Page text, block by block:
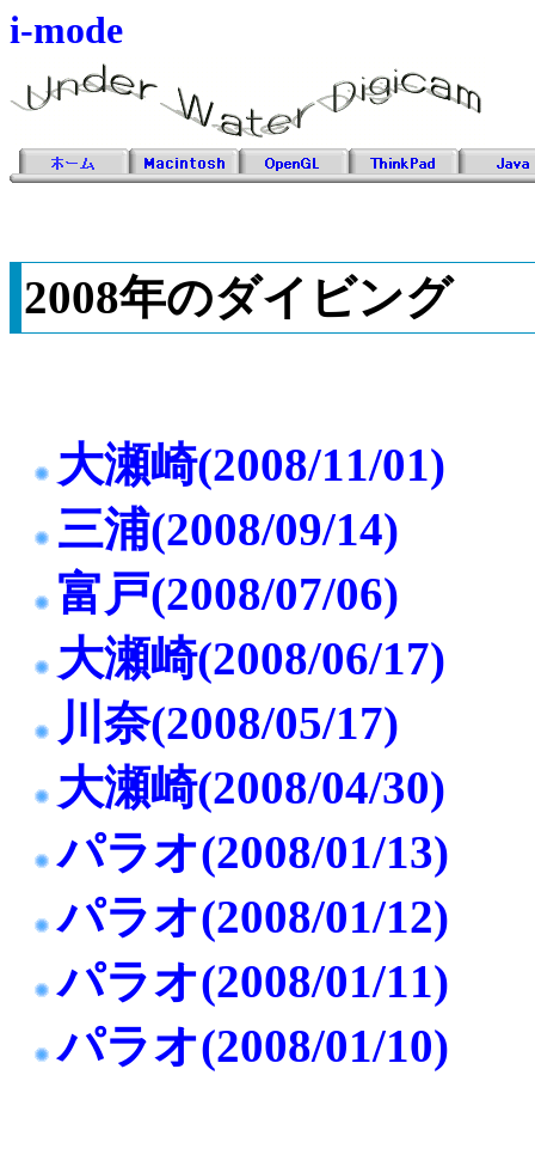
i-mode
2008年のダイビング
大瀬崎(2008/11/01)
三浦(2008/09/14)
富戸(2008/07/06)
大瀬崎(2008/06/17)
川奈(2008/05/17)
大瀬崎(2008/04/30)
パラオ(2008/01/13)
パラオ(2008/01/12)
パラオ(2008/01/11)
パラオ(2008/01/10)